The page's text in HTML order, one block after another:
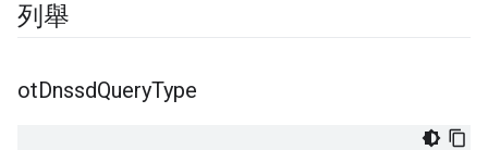
列舉
otDnssdQueryType